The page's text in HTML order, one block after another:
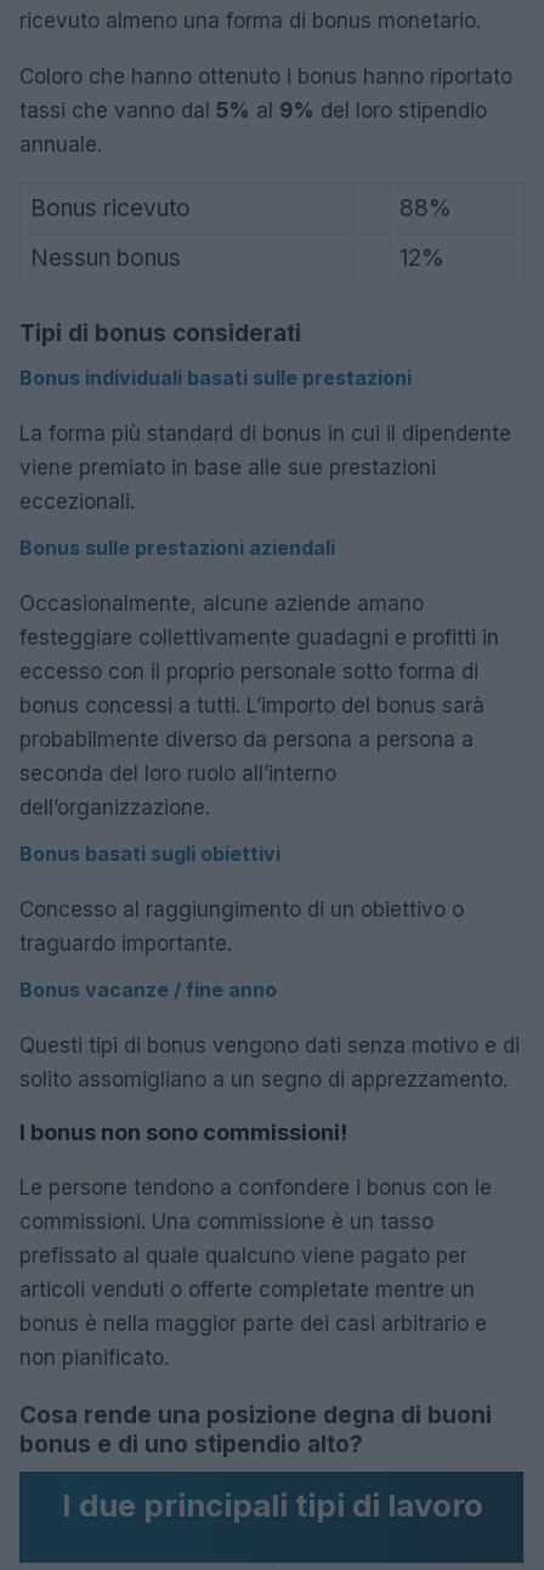
ricevuto almeno una forma di bonus monetario.
Coloro che hanno ottenuto i bonus hanno riportato
tassi che vanno dal 5% al 9% del loro stipendio
annuale.
Bonus ricevuto
88%
Nessun bonus
12%
Tipi di bonus considerati
Bonus individuali basati sulle prestazioni
La forma più standard di bonus in cui il dipendente
viene premiato in base alle sue prestazioni
eccezionali.
Bonus sulle prestazioni aziendali
Occasionalmente, alcune aziende amano
festeggiare collettivamente guadagni e profitti in
eccesso con il proprio personale sotto forma di
bonus concessi a tutti. L’importo del bonus sarà
probabilmente diverso da persona a persona a
seconda del loro ruolo all’interno
dell’organizzazione.
Bonus basati sugli obiettivi
Concesso al raggiungimento di un obiettivo o
traguardo importante.
Bonus vacanze / fine anno
Questi tipi di bonus vengono dati senza motivo e di
solito assomigliano a un segno di apprezzamento.
I bonus non sono commissioni!
Le persone tendono a confondere i bonus con le
commissioni. Una commissione è un tasso
prefissato al quale qualcuno viene pagato per
articoli venduti o offerte completate mentre un
bonus è nella maggior parte dei casi arbitrario e
non pianificato.
Cosa rende una posizione degna di buoni
bonus e di uno stipendio alto?
I due principali tipi di lavoro